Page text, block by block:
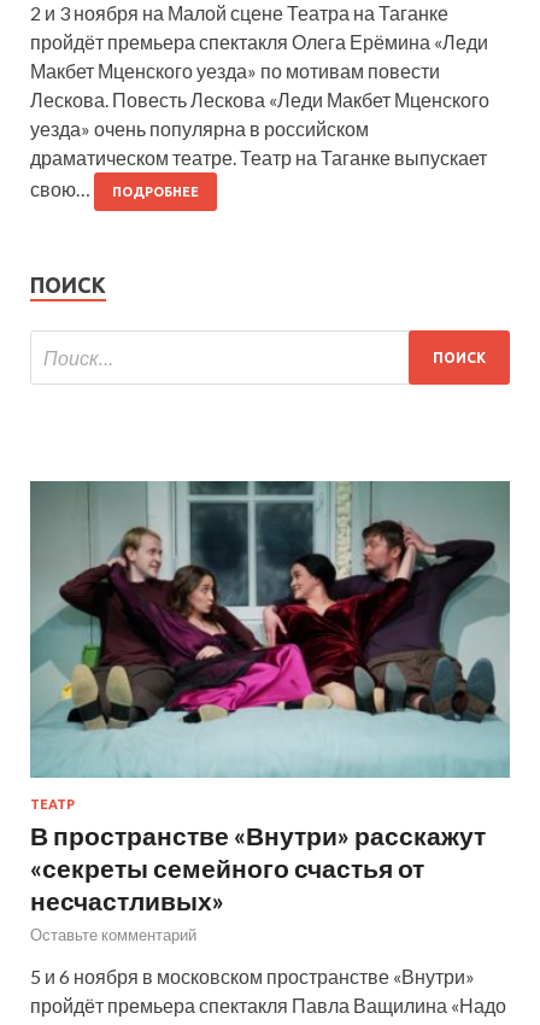
2 и 3 ноября на Малой сцене Театра на Таганке
пройдёт премьера спектакля Олега Ерёмина «Леди
Макбет Мценского уезда» по мотивам повести
Лескова. Повесть Лескова «Леди Макбет Мценского
уезда» очень популярна в российском
драматическом театре. Театр на Таганке выпускает
свою…
ПОДРОБНЕЕ
ПОИСК
ТЕАТР
В пространстве «Внутри» расскажут
«секреты семейного счастья от
несчастливых»
Оставьте комментарий
5 и 6 ноября в московском пространстве «Внутри»
пройдёт премьера спектакля Павла Ващилина «Надо